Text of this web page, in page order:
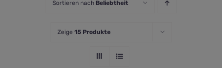
Sortieren nach Beliebtheit
Zeige 15 Produkte